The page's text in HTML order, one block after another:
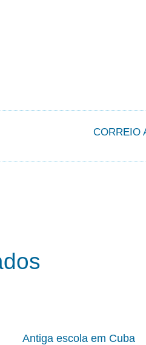
CORREIO
Antiga escola em Cuba